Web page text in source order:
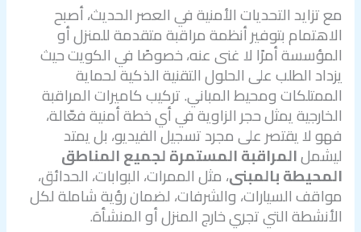
مع تزايد التحديات الأمنية في العصر الحديث، أصبح
الاهتمام بتوفير أنظمة مراقبة متقدمة للمنزل أو
المؤسسة أمرًا لا غنى عنه، خصوصًا في الكويت حيث
يزداد الطلب على الحلول التقنية الذكية لحماية
الممتلكات ومحيط المباني. تركيب كاميرات المراقبة
الخارجية يمثل حجر الزاوية في أي خطة أمنية فعّالة،
فهو لا يقتصر على مجرد تسجيل الفيديو، بل يمتد
ليشملالمراقبة المستمرة لجميع المناطق
المحيطة بالمبنى، مثل الممرات، البوابات، الحدائق،
مواقف السيارات، والشرفات، لضمان رؤية شاملة لكل
الأنشطة التي تجري خارج المنزل أو المنشأة.